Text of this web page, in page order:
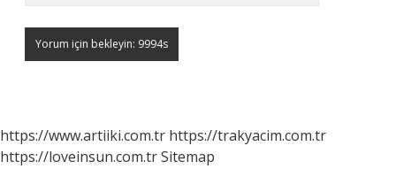
https://www.artiiki.com.tr https://trakyacim.com.tr
https://loveinsun.com.trSitemap